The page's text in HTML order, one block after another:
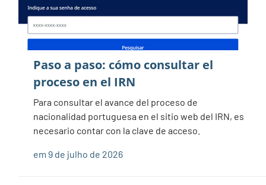
Paso a paso: cómo consultar el
proceso en el IRN
Para consultar el avance del proceso de
nacionalidad portuguesa en el sitio web del IRN, es
necesario contar con la clave de acceso.
em 9 de julho de 2026